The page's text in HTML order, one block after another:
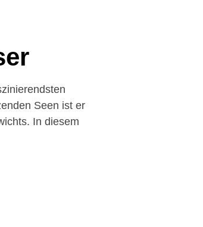
Seen ist er
In diesem